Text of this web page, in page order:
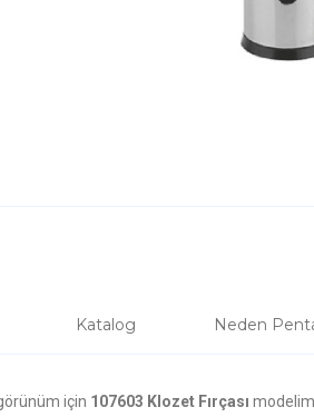
Katalog Neden
için 107603 Klozet Fırçası